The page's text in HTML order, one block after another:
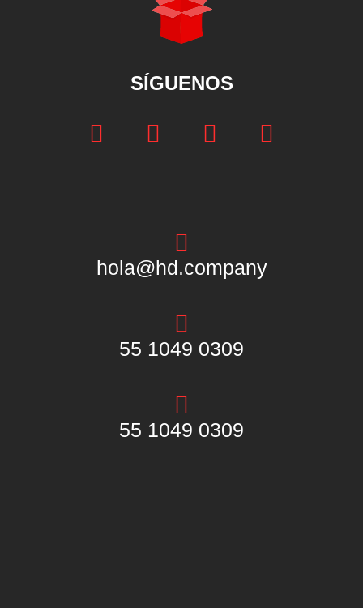
SÍGUENOS
hola@hd.company
55 1049 0309
55 1049 0309